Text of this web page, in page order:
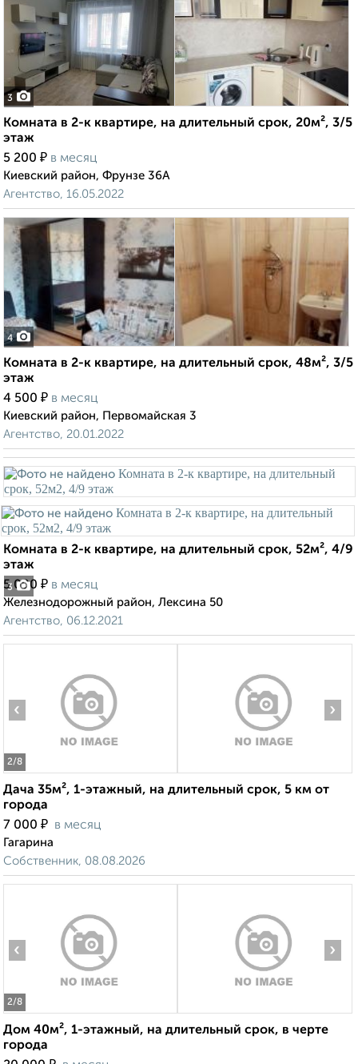
3
Комната в 2-к квартире, на длительный срок, 20м², 3/5
этаж
5 200 ₽ в месяц
Киевский район, Фрунзе 36А
Агентство, 16.05.2022
4
Комната в 2-к квартире, на длительный срок, 48м², 3/5
этаж
4 500 ₽ в месяц
Киевский район, Первомайская 3
Агентство, 20.01.2022
3
Комната в 2-к квартире, на длительный срок, 52м², 4/9
этаж
5 000 ₽ в месяц
Железнодорожный район, Лексина 50
Агентство, 06.12.2021
2/8
‹ ›
Дача 35м², 1-этажный, на длительный срок, 5 км от
города
7 000 ₽ в месяц
Гагарина
Собственник, 08.08.2026
2/8
‹ ›
Дом 40м², 1-этажный, на длительный срок, в черте
города